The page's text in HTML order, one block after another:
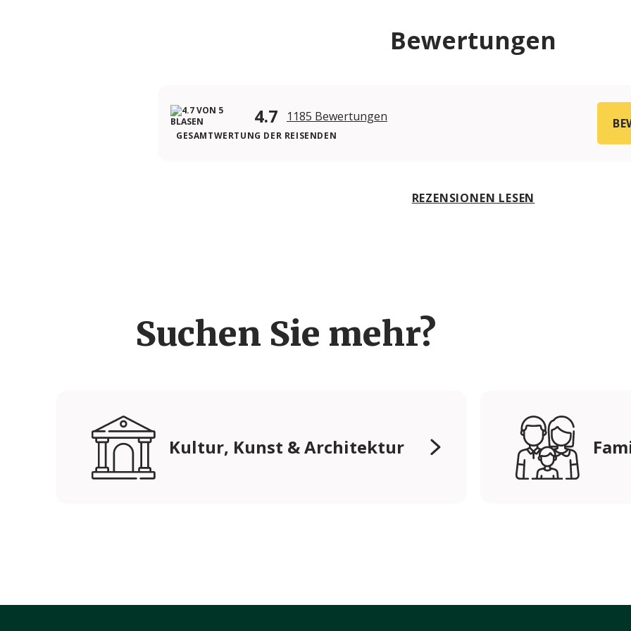
Bewertungen
4.7 1185 Bewertungen
GESAMTWERTUNG DER REISENDEN
REZENSIONEN LESEN
Suchen Sie mehr?
Kultur, Kunst & Architektur